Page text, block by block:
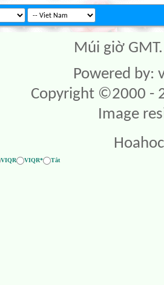
Múi giờ
Powered by:
Copyright ©2000 -
Image
VIQR VIQR*
Tắt